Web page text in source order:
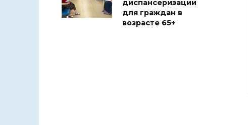
диспансеризации
для граждан в
возрасте 65+